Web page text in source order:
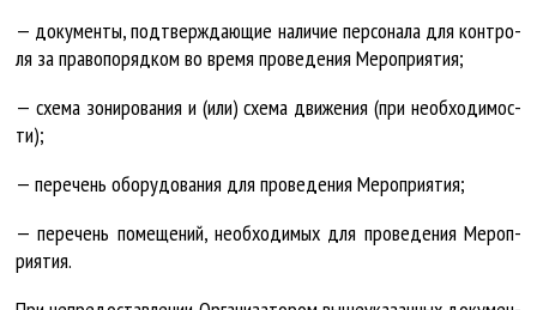
— до­ку­мен­ты, под­тверж­да­ю­щие на­ли­чие пер­со­на­ла для кон­тро­
ля за пра­во­по­ряд­ком во вре­мя про­ве­де­ния Ме­роп­ри­я­тия;
— схе­ма зо­ни­ро­ва­ния и (или) схе­ма дви­же­ния (при не­об­хо­ди­мос­
ти);
— пе­ре­чень обо­ру­до­ва­ния для про­ве­де­ния Ме­роп­ри­я­тия;
— пе­ре­чень по­ме­ще­ний, не­об­хо­ди­мых для про­ве­де­ния Ме­роп­
ри­я­тия.